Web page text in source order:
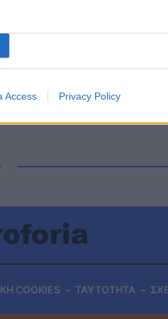
Access Privacy Policy
Βαγγέλης
Μαρινάκης: Με
COOKIES ΤΑΥΤΟΤΗΤΑ